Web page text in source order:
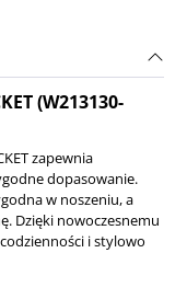
(W213130-
zapewnia
dopasowanie.
w noszeniu, a
Dzięki nowoczesnemu
i stylowo